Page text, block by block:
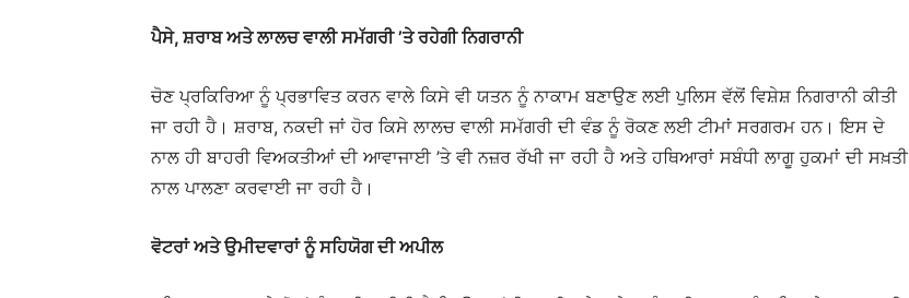
ਪੈਸੇ, ਸ਼ਰਾਬ ਅਤੇ ਲਾਲਚ ਵਾਲੀ ਸਮੱਗਰੀ ’ਤੇ ਰਹੇਗੀ ਨਿਗਰਾਨੀ
ਚੋਣ ਪ੍ਰਕਿਰਿਆ ਨੂੰ ਪ੍ਰਭਾਵਿਤ ਕਰਨ ਵਾਲੇ ਕਿਸੇ ਵੀ ਯਤਨ ਨੂੰ ਨਾਕਾਮ ਬਣਾਉਣ ਲਈ ਪੁਲਿਸ ਵੱਲੋਂ ਵਿਸ਼ੇਸ਼ ਨਿਗਰਾਨੀ ਕੀਤੀ
ਜਾ ਰਹੀ ਹੈ। ਸ਼ਰਾਬ, ਨਕਦੀ ਜਾਂ ਹੋਰ ਕਿਸੇ ਲਾਲਚ ਵਾਲੀ ਸਮੱਗਰੀ ਦੀ ਵੰਡ ਨੂੰ ਰੋਕਣ ਲਈ ਟੀਮਾਂ ਸਰਗਰਮ ਹਨ। ਇਸ ਦੇ
ਨਾਲ ਹੀ ਬਾਹਰੀ ਵਿਅਕਤੀਆਂ ਦੀ ਆਵਾਜਾਈ ’ਤੇ ਵੀ ਨਜ਼ਰ ਰੱਖੀ ਜਾ ਰਹੀ ਹੈ ਅਤੇ ਹਥਿਆਰਾਂ ਸਬੰਧੀ ਲਾਗੂ ਹੁਕਮਾਂ ਦੀ ਸਖ਼ਤੀ
ਨਾਲ ਪਾਲਣਾ ਕਰਵਾਈ ਜਾ ਰਹੀ ਹੈ।
ਵੋਟਰਾਂ ਅਤੇ ਉਮੀਦਵਾਰਾਂ ਨੂੰ ਸਹਿਯੋਗ ਦੀ ਅਪੀਲ